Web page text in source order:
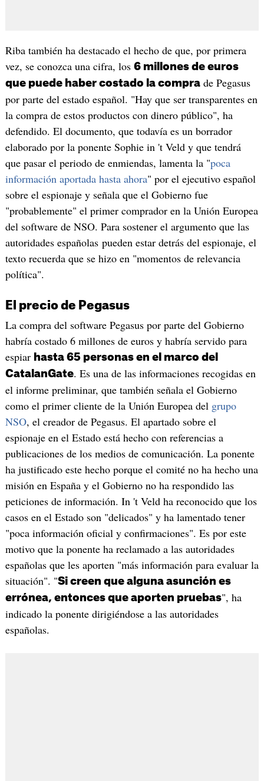
​Riba también ha destacado el hecho de que, por primera
vez, se conozca una cifra, los 6 millones de euros
que puede haber costado la comprade Pegasus
por parte del estado español. "Hay que ser transparentes en
la compra de estos productos con dinero público", ha
defendido. El documento, que todavía es un borrador
elaborado por la ponente Sophie in 't Veld y que tendrá
que pasar el periodo de enmiendas, lamenta la "poca
información aportada hasta ahora" por el ejecutivo español
sobre el espionaje y señala que el Gobierno fue
"probablemente" el primer comprador en la Unión Europea
del software de NSO. Para sostener el argumento que las
autoridades españolas pueden estar detrás del espionaje, el
texto recuerda que se hizo en "momentos de relevancia
política".
El precio de Pegasus
La compra del software Pegasus por parte del Gobierno
habría costado 6 millones de euros y habría servido para
espiar hasta 65 personas en el marco del
CatalanGate. Es una de las informaciones recogidas en
el informe preliminar, que también señala el Gobierno
como el primer cliente de la Unión Europea del grupo
NSO, el creador de Pegasus. El apartado sobre el
espionaje en el Estado está hecho con referencias a
publicaciones de los medios de comunicación. La ponente
ha justificado este hecho porque el comité no ha hecho una
misión en España y el Gobierno no ha respondido las
peticiones de información. In 't Veld ha reconocido que los
casos en el Estado son "delicados" y ha lamentado tener
"poca información oficial y confirmaciones". Es por este
motivo que la ponente ha reclamado a las autoridades
españolas que les aporten "más información para evaluar la
situación". "Si creen que alguna asunción es
errónea, entonces que aporten pruebas", ha
indicado la ponente dirigiéndose a las autoridades
españolas.